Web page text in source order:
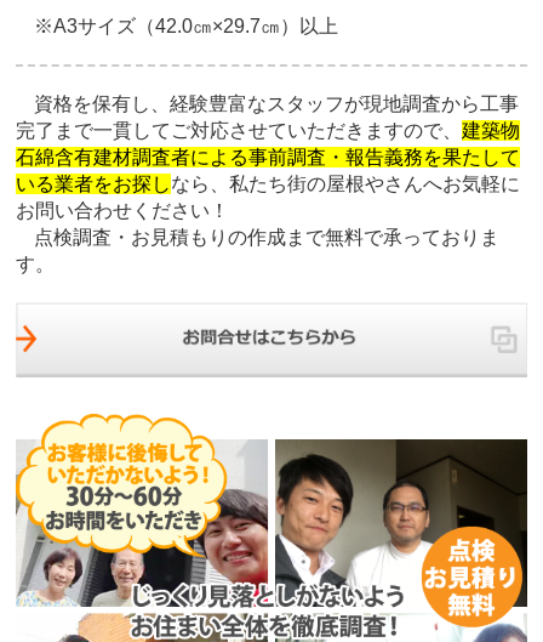
※A3サイズ（42.0㎝×29.7㎝）以上
資格を保有し、経験豊富なスタッフが現地調査から工事
完了まで一貫してご対応させていただきますので、建築物
石綿含有建材調査者による事前調査・報告義務を果たして
いる業者をお探しなら、私たち街の屋根やさんへお気軽に
お問い合わせください！
点検調査・お見積もりの作成まで無料で承っておりま
す。